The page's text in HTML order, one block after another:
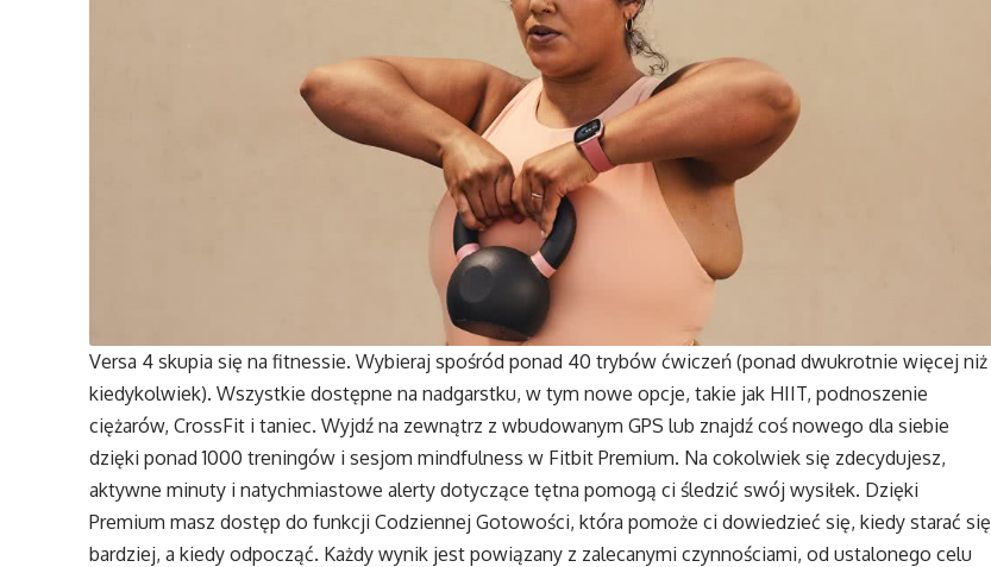
Versa 4 skupia się na fitnessie. Wybieraj spośród ponad 40 trybów ćwiczeń (ponad dwukrotnie więcej niż
kiedykolwiek). Wszystkie dostępne na nadgarstku, w tym nowe opcje, takie jak HIIT, podnoszenie
ciężarów, CrossFit i taniec. Wyjdź na zewnątrz z wbudowanym GPS lub znajdź coś nowego dla siebie
dzięki ponad 1000 treningów i sesjom mindfulness w Fitbit Premium. Na cokolwiek się zdecydujesz,
aktywne minuty i natychmiastowe alerty dotyczące tętna pomogą ci śledzić swój wysiłek. Dzięki
Premium masz dostęp do funkcji Codziennej Gotowości, która pomoże ci dowiedzieć się, kiedy starać się
bardziej, a kiedy odpocząć. Każdy wynik jest powiązany z zalecanymi czynnościami, od ustalonego celu